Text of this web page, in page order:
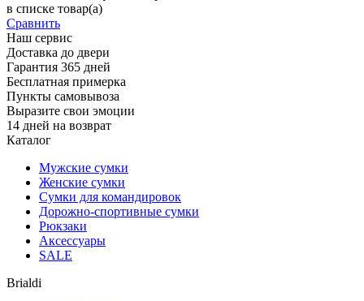
в списке товар(а)
Сравнить
Наш сервис
Доставка до двери
Гарантия 365 дней
Бесплатная примерка
Пункты самовывоза
Выразите свои эмоции
14 дней на возврат
Каталог
Мужские сумки
Женские сумки
Сумки для командировок
Дорожно-спортивные сумки
Рюкзаки
Аксессуары
SALE
Brialdi